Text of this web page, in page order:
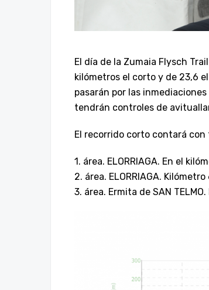
El día de la Zumaia Flysch
kilómetros el corto y de 23,6
pasarán por las
tendrán controles de
El recorrido corto contará con
1. área. ELORRIAGA. En el
2. área. ELORRIAGA.
3. área. Ermita de SAN